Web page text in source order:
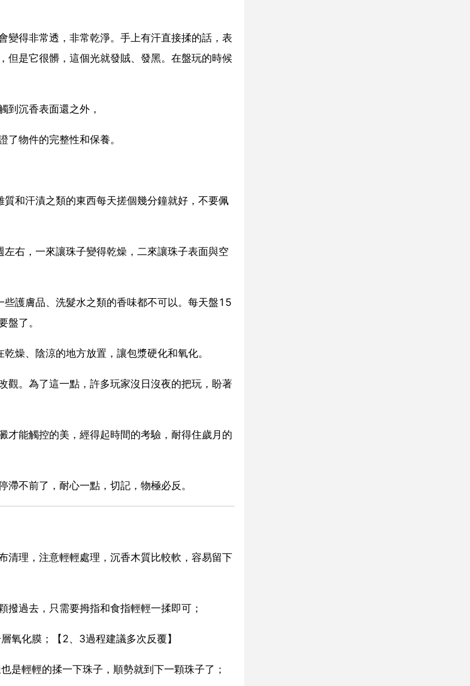
變得非常透，非常乾淨。手上有汗直接揉的話，表
但是它很髒，這個光就發賊、發黑。在盤玩的時候
到沉香表面還之外，
物件的完整性和保養。
和汗漬之類的東西每天搓個幾分鐘就好，不要佩
右，一來讓珠子變得乾燥，二來讓珠子表面與空
護膚品、洗髮水之類的香味都不可以。每天盤15
盤了。
燥、陰涼的地方放置，讓包漿硬化和氧化。
觀。為了這一點，許多玩家沒日沒夜的把玩，盼著
才能觸控的美，經得起時間的考驗，耐得住歲月的
不前了，耐心一點，切記，物極必反。
清理，注意輕輕處理，沉香木質比較軟，容易留下
過去，只需要拇指和食指輕輕一揉即可；
氧化膜；【2、3過程建議多次反覆】
是輕輕的揉一下珠子，順勢就到下一顆珠子了；